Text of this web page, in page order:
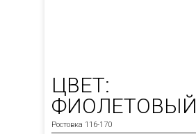
ЦВЕТ:
ФИОЛЕТОВЫЙ
Ростовка 116-170